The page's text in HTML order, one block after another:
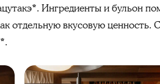
Ингредиенты и бульон
отдельную вкусовую ценность.